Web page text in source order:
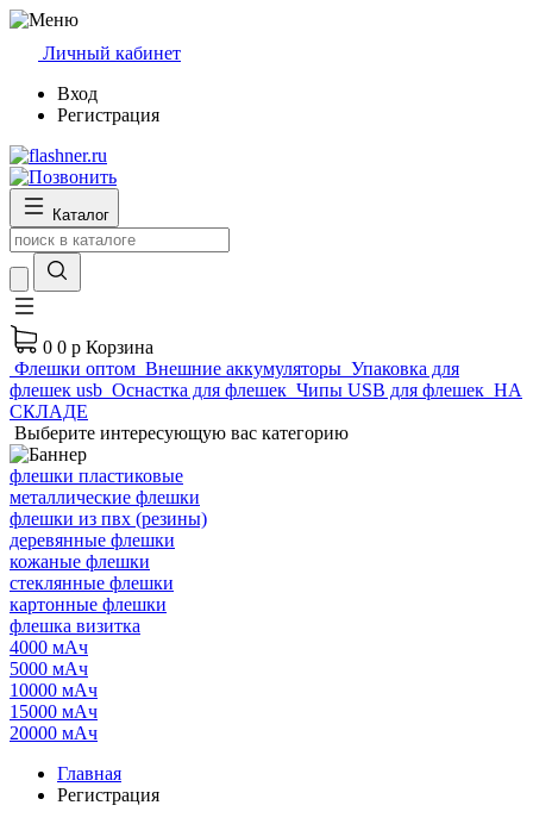
Личный кабинет
Вход
Регистрация
Каталог
0 0 р Корзина
Флешки оптом Внешние аккумуляторы Упаковка для
флешек usb Оснастка для флешек Чипы USB для флешек НА
СКЛАДЕ
Выберите интересующую вас категорию
флешки пластиковые
металлические флешки
флешки из пвх (резины)
деревянные флешки
кожаные флешки
стеклянные флешки
картонные флешки
флешка визитка
4000 мАч
5000 мАч
10000 мАч
15000 мАч
20000 мАч
Главная
Регистрация